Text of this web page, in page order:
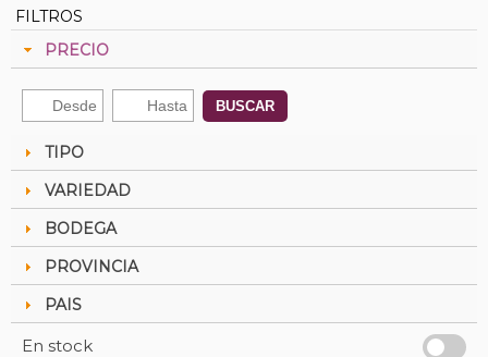
FILTROS
PRECIO
BUSCAR
TIPO
VARIEDAD
BODEGA
PROVINCIA
PAIS
En stock